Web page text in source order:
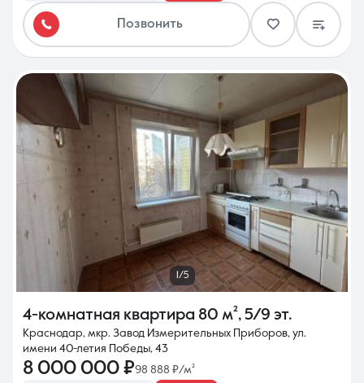
Позвонить
1/5
4-комнатная квартира 80 м², 5/9 эт.
Краснодар, мкр. Завод Измерительных Приборов, ул.
имени 40-летия Победы, 43
8 000 000 ₽98 888 ₽/м²